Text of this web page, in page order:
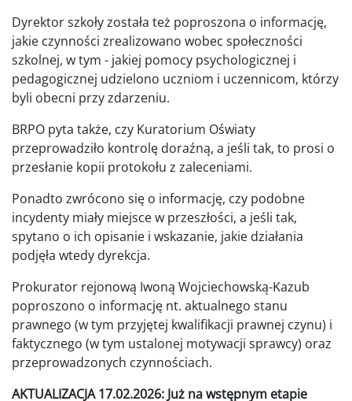
Dyrektor szkoły została też poproszona o informację,
jakie czynności zrealizowano wobec społeczności
szkolnej, w tym - jakiej pomocy psychologicznej i
pedagogicznej udzielono uczniom i uczennicom, którzy
byli obecni przy zdarzeniu.
BRPO pyta także, czy Kuratorium Oświaty
przeprowadziło kontrolę doraźną, a jeśli tak, to prosi o
przesłanie kopii protokołu z zaleceniami.
Ponadto zwrócono się o informację, czy podobne
incydenty miały miejsce w przeszłości, a jeśli tak,
spytano o ich opisanie i wskazanie, jakie działania
podjęła wtedy dyrekcja.
Prokurator rejonową Iwoną Wojciechowską-Kazub
poproszono o informację nt. aktualnego stanu
prawnego (w tym przyjętej kwalifikacji prawnej czynu) i
faktycznego (w tym ustalonej motywacji sprawcy) oraz
przeprowadzonych czynnościach.
AKTUALIZACJA 17.02.2026: Już na wstępnym etapie